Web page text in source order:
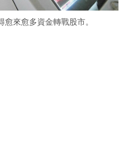
來愈多資金轉戰股市。